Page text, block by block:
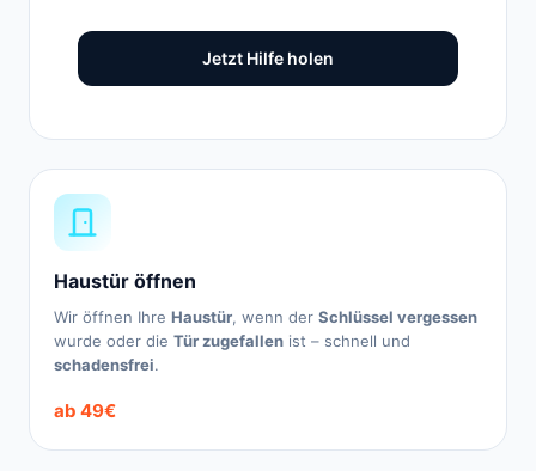
Jetzt Hilfe holen
Haustür öffnen
Wir öffnen Ihre Haustür, wenn der Schlüssel vergessen
wurde oder die Tür zugefallen ist – schnell und
schadensfrei.
ab 49€